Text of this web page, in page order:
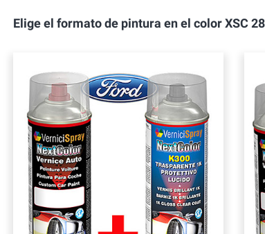
Elige el formato de pintura en el color XSC